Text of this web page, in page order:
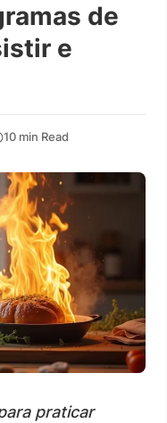
de
e
10 min Read
praticar